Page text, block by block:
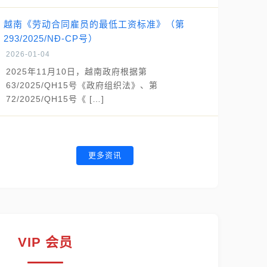
越南《劳动合同雇员的最低工资标准》（第
293/2025/NĐ-CP号）
2026-01-04
2025年11月10日，越南政府根据第
63/2025/QH15号《政府组织法》、第
72/2025/QH15号《 […]
更多资讯
VIP 会员